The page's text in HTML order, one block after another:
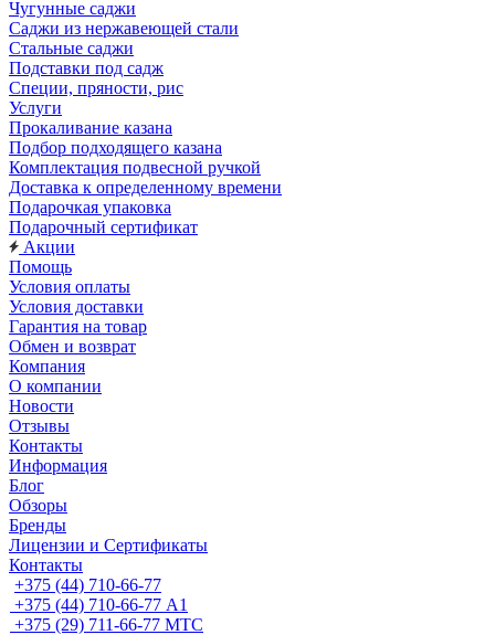
Чугунные саджи
Саджи из нержавеющей стали
Стальные саджи
Подставки под садж
Специи, пряности, рис
Услуги
Прокаливание казана
Подбор подходящего казана
Комплектация подвесной ручкой
Доставка к определенному времени
Подарочкая упаковка
Подарочный сертификат
Акции
Помощь
Условия оплаты
Условия доставки
Гарантия на товар
Обмен и возврат
Компания
О компании
Новости
Отзывы
Контакты
Информация
Блог
Обзоры
Бренды
Лицензии и Сертификаты
Контакты
+375 (44) 710-66-77
+375 (44) 710-66-77 А1
+375 (29) 711-66-77 МТС